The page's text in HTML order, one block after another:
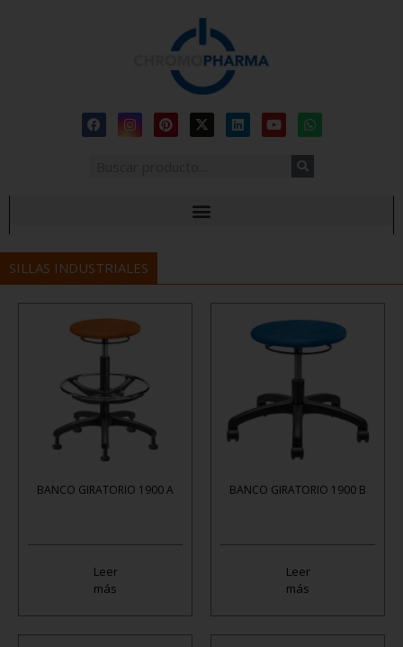
SILLAS INDUSTRIALES
BANCO GIRATORIO 1900 A
Leer
más
BANCO GIRATORIO 1900 B
Leer
más